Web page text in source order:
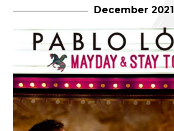
December 2021